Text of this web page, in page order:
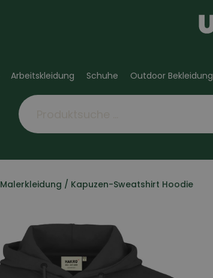
Arbeitskleidung Schuhe Outdoor Bekleidung
Malerkleidung / Kapuzen-Sweatshirt Hoodie